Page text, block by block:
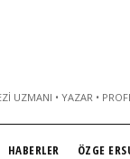
UZMANI • YAZAR •
HABERLER ÖZGE